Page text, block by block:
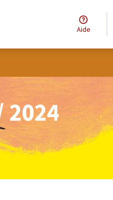
Aide
2024